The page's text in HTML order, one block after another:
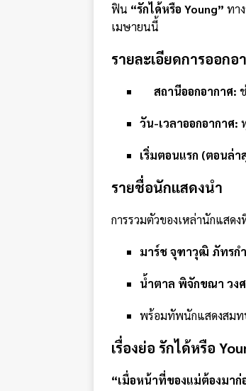
ฟิน “รักได้หรือ Young” ทา
เมษายนนี้
รายละเอียดการออกอ
สถานีออกอากาศ:
วัน-เวลาออกอากาศ:
เริ่มตอนแรก (ตอนล่า
รายชื่อนักแสดงนำ
การรวมตัวของเหล่านักแสด
มาร์ช จุฑาวุฒิ ภัทรก
น้ำตาล พิจักขณา วง
พร้อมทัพนักแสดงสมท
เรื่องย่อ รักได้หรือ
“เมื่อหน้าที่ของแม่ต้องมา